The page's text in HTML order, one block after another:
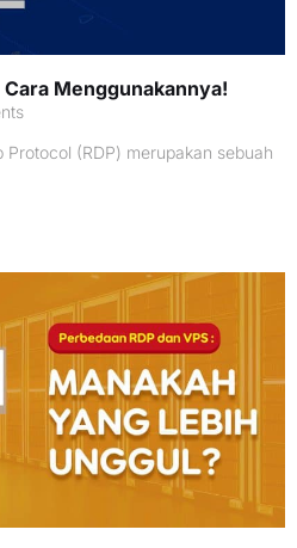
Cara Menggunakannya!
Protocol (RDP) merupakan sebuah